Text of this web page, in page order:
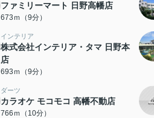
ファミリーマート 日野高幡店
673ｍ（9分）
インテリア
株式会社インテリア・タマ 日野本
店
693ｍ（9分）
ダーツ
カラオケ モコモコ 高幡不動店
766ｍ（10分）